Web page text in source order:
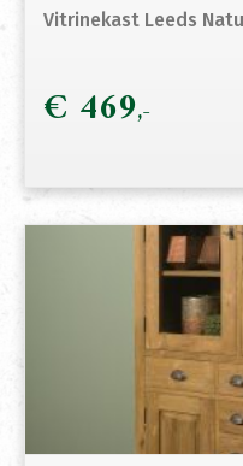
Vitrinekast Leeds
€ 469